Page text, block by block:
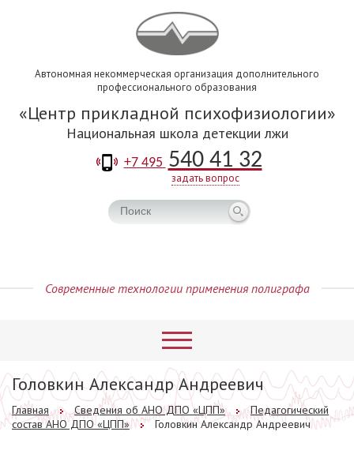
+7 495 540 41 32
задать вопрос
Автономная некоммерческая организация дополнительного
профессионального образования
Центр прикладной психофизиологии
Национальная школа детекции лжи
Современные технологии применения полиграфа
Головкин Александр Андреевич
Главная Сведения об АНО ДПО «ЦПП»
Педагогический
состав АНО ДПО «ЦПП»
Головкин Александр Андреевич